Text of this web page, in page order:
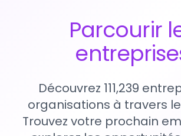
Parcourir
Découvrez 111,239
organisations à travers
Trouvez votre prochain